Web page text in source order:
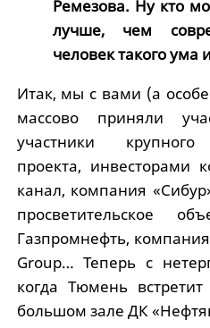
Ремезова. Ну кто
лучше, чем
человек такого ума
Итак, мы с вами (а
массово приняли
участники крупного
проекта, инвесторами
канал, компания
просветительское
Газпромнефть,
Group… Теперь с
когда Тюмень
большом зале ДК